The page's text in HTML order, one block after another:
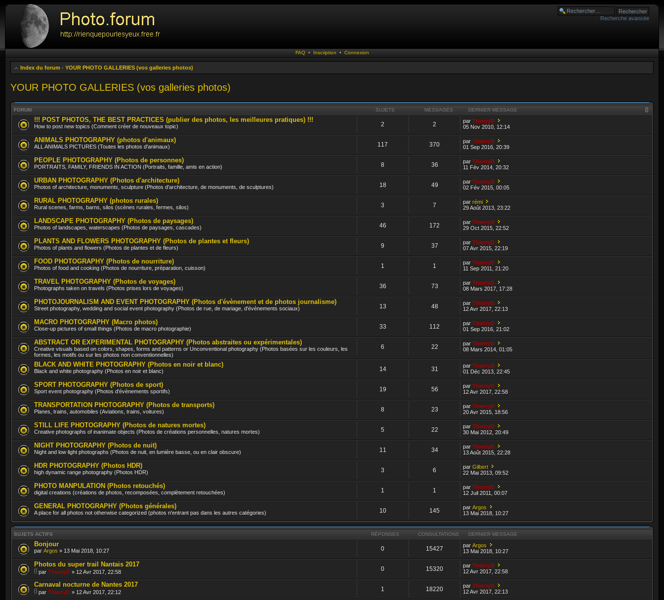
Recherche avancée
FAQ • Inscription • Connexion
Index du forum ‹ YOUR PHOTO GALLERIES (vos galleries photos)
YOUR PHOTO GALLERIES (vos galleries photos)
FORUM SUJETS MESSAGES DERNIER MESSAGE
!!! POST PHOTOS, THE BEST PRACTICES (publier des photos, les meilleures pratiques) !!!
How to post new topics (Comment créer de nouveaux topic) 2 2 parThierryD
05 Nov 2010, 12:14
ANIMALS PHOTOGRAPHY (photos d'animaux)
ALL ANIMALS PICTURES (Toutes les photos d'animaux) 117 370 parThierryD
01 Sep 2016, 20:39
PEOPLE PHOTOGRAPHY (Photos de personnes)
PORTRAITS, FAMILY, FRIENDS IN ACTION (Portraits, famille, amis en action) 8 36 parThierryD
11 Fév 2014, 20:32
URBAN PHOTOGRAPHY (Photos d'architecture)
Photos of architecture, monuments, sculpture (Photos d'architecture, de monuments, de sculptures) 18 49 parThierryD
02 Fév 2015, 00:05
RURAL PHOTOGRAPHY (photos rurales)
Rural scenes, farms, barns, silos (scènes rurales, fermes, silos) 3 7 parrémi
29 Août 2013, 23:22
LANDSCAPE PHOTOGRAPHY (Photos de paysages)
Photos of landscapes, waterscapes (Photos de paysages, cascades) 46 172 parThierryD
29 Oct 2015, 22:52
PLANTS AND FLOWERS PHOTOGRAPHY (Photos de plantes et fleurs)
Photos of plants and flowers (Photos de plantes et de fleurs) 9 37 parThierryD
07 Avr 2015, 22:19
FOOD PHOTOGRAPHY (Photos de nourriture)
Photos of food and cooking (Photos de nourriture, préparation, cuisson) 1 1 parThierryD
11 Sep 2011, 21:20
TRAVEL PHOTOGRAPHY (Photos de voyages)
Photographs taken on travels (Photos prises lors de voyages) 36 73 parThierryD
08 Mars 2017, 17:28
PHOTOJOURNALISM AND EVENT PHOTOGRAPHY (Photos d'évènement et de photos journalisme)
Street photography, wedding and social event photography (Photos de rue, de mariage, d'évènements sociaux) 13 48 parThierryD
12 Avr 2017, 22:13
MACRO PHOTOGRAPHY (Macro photos)
Close-up pictures of small things (Photos de macro photographie) 33 112 parThierryD
01 Sep 2016, 21:02
ABSTRACT OR EXPERIMENTAL PHOTOGRAPHY (Photos abstraites ou expérimentales)
Creative visuals based on colors, shapes, forms and patterns or Unconventional photography (Photos basées sur les couleurs, les
formes, les motifs ou sur les photos non conventionnelles)
6 22 parThierryD
08 Mars 2014, 01:05
BLACK AND WHITE PHOTOGRAPHY (Photos en noir et blanc)
Black and white photography (Photos en noir et blanc) 14 31 parThierryD
01 Déc 2013, 22:45
SPORT PHOTOGRAPHY (Photos de sport)
Sport event photography (Photos d'évènements sportifs) 19 56 parThierryD
12 Avr 2017, 22:58
TRANSPORTATION PHOTOGRAPHY (Photos de transports)
Planes, trains, automobiles (Aviations, trains, voitures) 8 23 parThierryD
20 Avr 2015, 18:56
STILL LIFE PHOTOGRAPHY (Photos de natures mortes)
Creative photographs of inanimate objects (Photos de créations personnelles, natures mortes) 5 22 parThierryD
30 Mai 2012, 20:49
NIGHT PHOTOGRAPHY (Photos de nuit)
Night and low light photographs (Photos de nuit, en lumière basse, ou en clair obscure) 11 34 parThierryD
13 Août 2015, 22:28
HDR PHOTOGRAPHY (Photos HDR)
high dynamic range photography (Photos HDR) 3 6 parGilbert
22 Mai 2013, 09:52
PHOTO MANPULATION (Photos retouchés)
digital creations (créations de photos, recomposées, complètement retouchées) 1 1 parThierryD
12 Juil 2011, 00:07
GENERAL PHOTOGRAPHY (Photos générales)
A place for all photos not otherwise categorized (photos n'entrant pas dans les autres catégories) 10 145 parArgos
13 Mai 2018, 10:27
SUJETS ACTIFS RÉPONSES CONSULTATIONS DERNIER MESSAGE
Bonjour
par Argos » 13 Mai 2018, 10:27 0 15427 parArgos
13 Mai 2018, 10:27
Photos du super trail Nantais 2017
par ThierryD » 12 Avr 2017, 22:58 0 15320 parThierryD
12 Avr 2017, 22:58
Carnaval nocturne de Nantes 2017
par ThierryD » 12 Avr 2017, 22:12 1 18220 parThierryD
12 Avr 2017, 22:13